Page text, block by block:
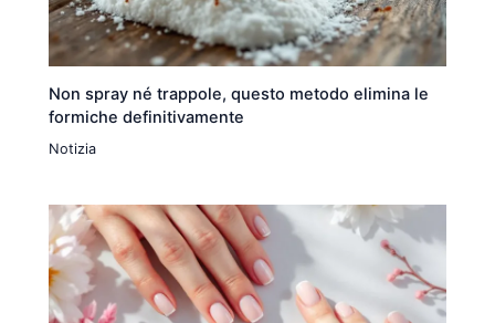
Non spray né trappole, questo metodo elimina le
formiche definitivamente
Notizia